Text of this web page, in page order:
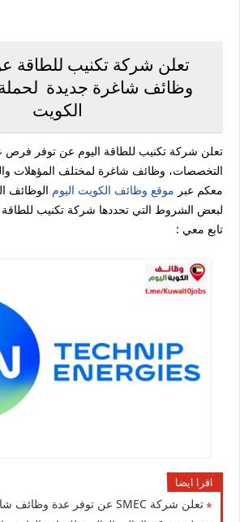
تعلن شركة تكنيب للطاقة
وظائف شاغرة جديدة
الكويت
تعلن شركة تكنيب للطاقة اليوم عن توفر
التخصصات، وظائف شاغرة لمختلف المؤهلات
معكم عبر موقع وظائف الكويت اليوم الوظائف
لبعض الشروط التي تحددها شركة تكنيب للطاقة
تابع معي :
اقرا ايضا
تعلن شركة ‏SMEC عن توفر عدة وظائف شاغرة جديدة في مختلف التخصصات في الكويت لعام 2026